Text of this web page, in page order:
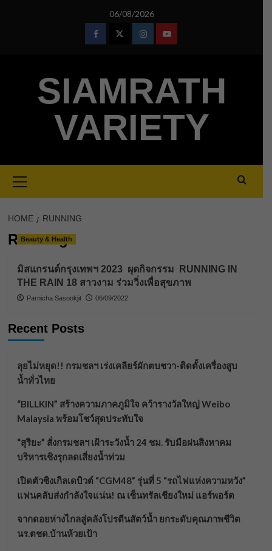
06/08/2026
FacebookTwitterInstagramYoutube
SIAMRATH
VARIETY
Menu
HOME RUNNING
Running
Beauty & Health
มิสแกรนด์กรุงเทพฯ 2023 ผุดกิจกรรม RUNNING IN
THE RAIN 18 สาวงาม ร่วมวิ่งเพื่อสุขภาพ
Parnicha Sasookjit 06/09/2022
Recent Posts
ลุยไม่หยุด!! กรมชลฯ เร่งเคลียร์ผักตบชวา-ติดตั้งเครื่องสูบ
น้ำทั่วไทย
“BILLKIN” สร้างความภาคภูมิใจ คว้ารางวัลใหญ่ Weibo
Malaysia พร้อมโชว์สุดประทับใจ
“สุริยะ” สั่งกรมชลฯ เฝ้าระวังน้ำ 24 ชม. รับมือฝนสิงหาคม
บริหารเชิงรุกลดเสี่ยงน้ำท่วม
เปิดตัวซิงเกิลเดบิวต์ “CGM48” รุ่นที่ 5 “รถไฟแห่งความหวัง”
แฟนคลับส่งกำลังใจแน่น! ณ เซ็นทรัลเชียงใหม่ แอร์พอร์ต
จากดอยห่างไกลสู่คลังโปรตีนสัตว์น้ำ ยกระดับคุณภาพชีวิต
นร.ตชด.บ้านห้วยเป้า